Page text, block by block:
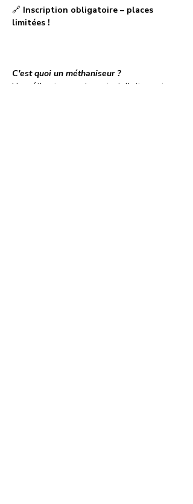
🔗 Inscription obligatoire – places
limitées !
C'est quoi un méthaniseur ?
Un méthaniseur est une installation qui